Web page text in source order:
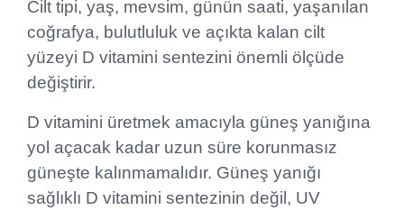
Cilt tipi, yaş, mevsim, günün saati, yaşanılan
coğrafya, bulutluluk ve açıkta kalan cilt
yüzeyi D vitamini sentezini önemli ölçüde
değiştirir.
D vitamini üretmek amacıyla güneş yanığına
yol açacak kadar uzun süre korunmasız
güneşte kalınmamalıdır. Güneş yanığı
sağlıklı D vitamini sentezinin değil, UV